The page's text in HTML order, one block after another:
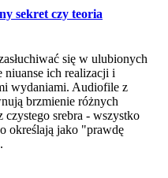
sekret czy teoria
się w ulubionych
niuanse ich realizacji i
wydaniami. Audiofile z
brzmienie różnych
srebra - wszystko
określają jako "prawdę